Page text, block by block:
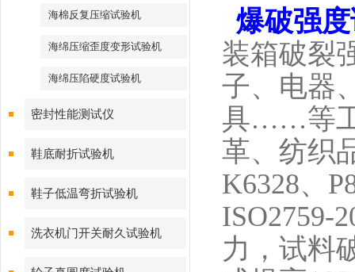
海棉反复压缩试验机
海绵压缩歪度变形试验机
海绵压陷硬度试验机
密封性能测试仪
鞋底耐折试验机
鞋子低温弯折试验机
洗衣机门开关耐久试验机
爆破强
装箱破裂
子、电器
具……等工
革、纺织
K6328、
ISO2759-
力，试料